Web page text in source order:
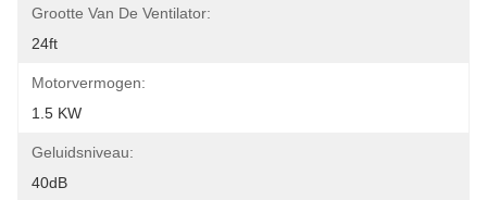
Grootte Van De Ventilator:
24ft
Motorvermogen:
1.5 KW
Geluidsniveau:
40dB